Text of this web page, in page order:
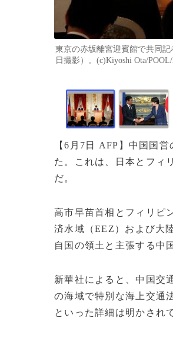
東京の赤坂離宮迎賓館で共同
日撮影）。(c)Kiyoshi Ota/
【6月7日 AFP】中国国
た。これは、日本とフィ
だ。
高市早苗首相とフィリピ
済水域（EEZ）および大
自国の領土と主張する中
新華社によると、中国交
の海域で特別な海上交通
といった詳細は明かされ